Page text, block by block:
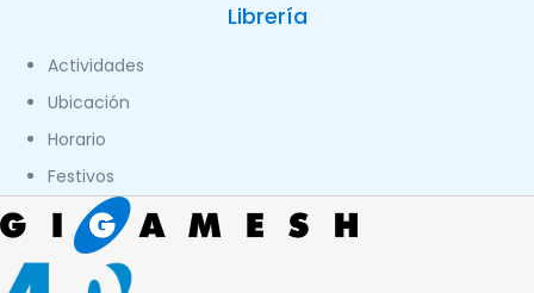
Librería
Actividades
Ubicación
Horario
Festivos